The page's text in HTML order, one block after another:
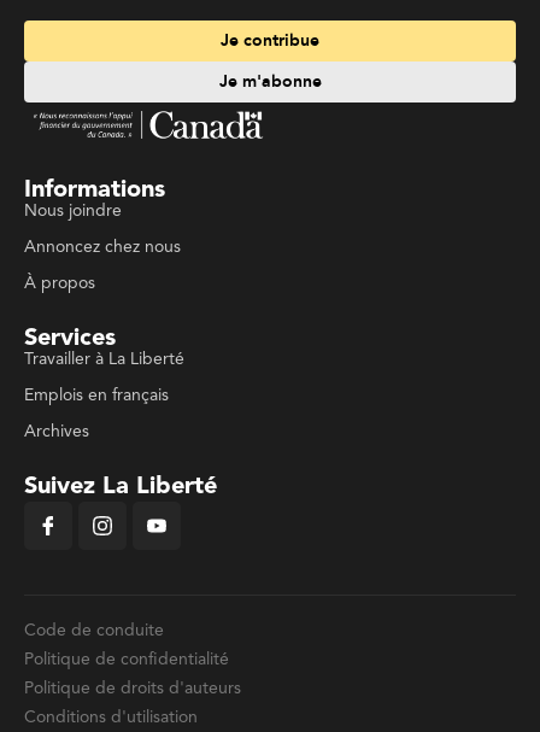
Je contribue
Je m'abonne
Informations
Nous joindre
Annoncez chez nous
À propos
Services
Travailler à La Liberté
Emplois en français
Archives
Suivez La Liberté
Code de conduite
Politique de confidentialité
Politique de droits d'auteurs
Conditions d'utilisation